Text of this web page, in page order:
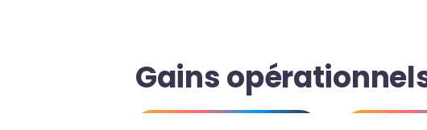
Gains